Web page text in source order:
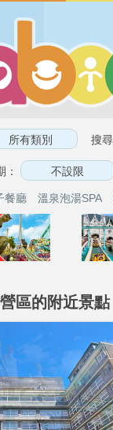
搜尋
：
餐廳 溫泉泡湯SPA
區的附近景點